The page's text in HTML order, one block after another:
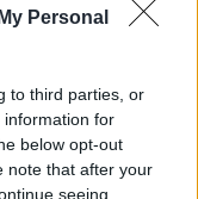
Personal
to third parties, or
information for
below opt-out
note that after your
seeing